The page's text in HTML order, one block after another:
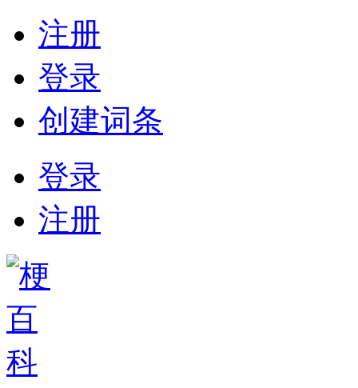
注册
登录
创建词条
登录
注册